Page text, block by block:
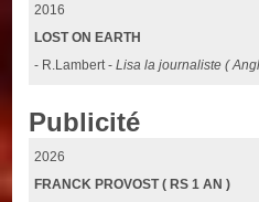
2016
LOST ON EARTH
- R.Lambert -Lisa la journaliste (
Publicité
2026
FRANCK PROVOST ( RS 1 AN )